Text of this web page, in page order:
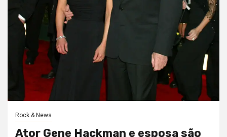
Rock & News
Ator Gene Hackman e esposa são